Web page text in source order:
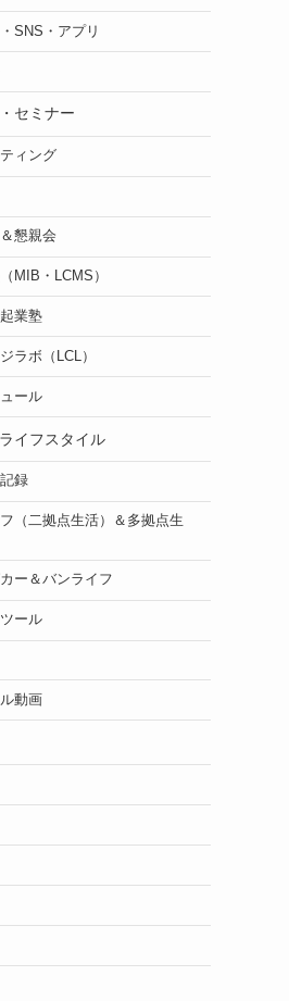
SNS・アプリ
セミナー
ィング
懇親会
MIB・LCMS）
業塾
ラボ（LCL）
ール
イフスタイル
録
（二拠点生活）＆多拠点生
ー＆バンライフ
ール
動画